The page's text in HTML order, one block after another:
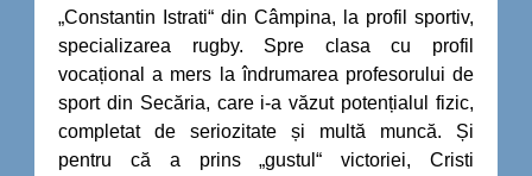
„Constantin Istrati“ din Câmpina, la profil sportiv,
specializarea rugby. Spre clasa cu profil
vocațional a mers la îndrumarea profesorului de
sport din Secăria, care i-a văzut potențialul fizic,
completat de seriozitate și multă muncă. Și
pentru că a prins „gustul“ victoriei, Cristi